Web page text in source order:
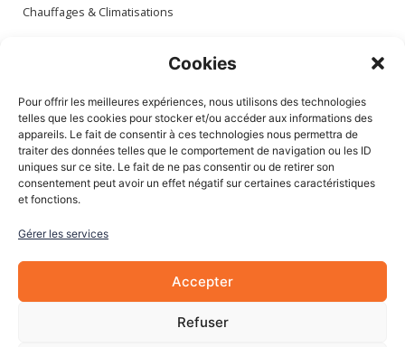
Cookies
Pour offrir les meilleures expériences, nous utilisons des technologies
telles que les cookies pour stocker et/ou accéder aux informations des
appareils. Le fait de consentir à ces technologies nous permettra de
traiter des données telles que le comportement de navigation ou les ID
uniques sur ce site. Le fait de ne pas consentir ou de retirer son
consentement peut avoir un effet négatif sur certaines caractéristiques
et fonctions.
Gérer les services
Accepter
Refuser
Chauffages & Climatisations
Mon compte
Mes commandes
Mes adresses
Mon panier
Informations
À Propos de nous
Blog
Mentions légales